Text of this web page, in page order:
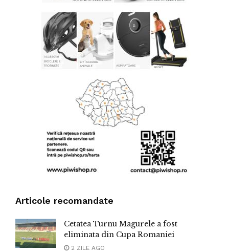
Articole recomandate
Cetatea Turnu Magurele a fost
eliminata din Cupa Romaniei
2 ZILE AGO